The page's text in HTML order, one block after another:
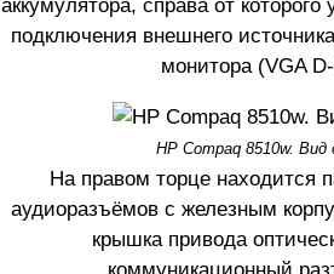
подключения внешнего
монитора (VGA
HP Compaq 8510w. Вид
На правом торце находится
аудиоразъёмов с железным
крышка привода